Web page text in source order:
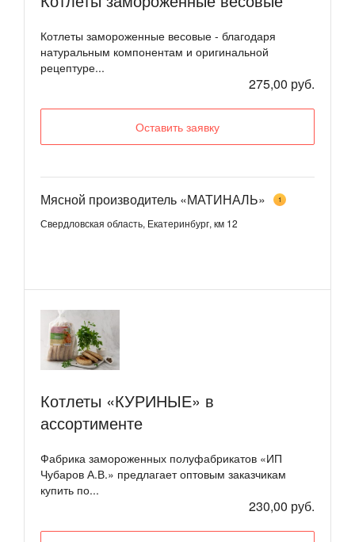
Котлеты замороженные весовые - благодаря
натуральным компонентам и оригинальной
рецептуре...
275,00 руб.
Оставить заявку
Мясной производитель «МАТИНАЛЬ» 1
Свердловская область, Екатеринбург, км 12
Котлеты «КУРИНЫЕ» в
ассортименте
Фабрика замороженных полуфабрикатов «ИП
Чубаров А.В.» предлагает оптовым заказчикам
купить по...
230,00 руб.